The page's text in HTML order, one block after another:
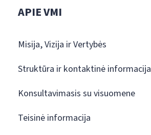
APIE VMI
Misija, Vizija ir Vertybės
Struktūra ir kontaktinė informacija
Konsultavimasis su visuomene
Teisinė informacija